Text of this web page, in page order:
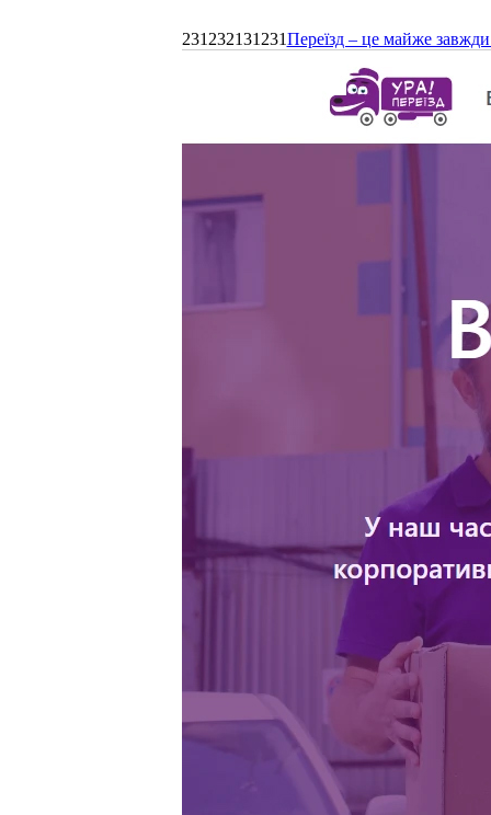
231232131231Переїзд – це майже